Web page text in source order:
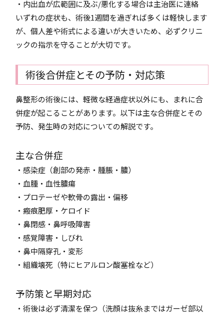
・内出血が広範囲に及ぶ/悪化する場合は主治医に連絡
いずれの症状も、術後1週間を過ぎれば多くは軽快します
が、個人差や術式による違いが大きいため、必ずクリニ
ックの指示を守ることが大切です。
術後合併症とその予防・対応策
鼻整形の術後には、軽微な経過症状以外にも、まれに合
併症が起こることがあります。以下は主な合併症とその
予防、発生時の対応についての解説です。
主な合併症
・感染症（創部の発赤・腫脹・膿）
・血腫・血性膿瘍
・プロテーゼや軟骨の露出・偏移
・瘢痕肥厚・ケロイド
・鼻閉感・鼻呼吸障害
・感覚障害・しびれ
・鼻中隔穿孔・変形
・組織壊死（特にヒアルロン酸塞栓など）
予防策と早期対応
・術後は必ず清潔を保つ（洗顔は抜糸まではガーゼ部以